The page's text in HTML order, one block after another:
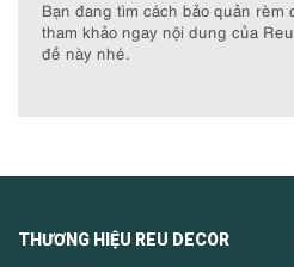
Bạn đang tìm cách bảo quản rèm
tham khảo ngay nội dung của
đề này nhé.
THƯƠNG HIỆU REU DECOR